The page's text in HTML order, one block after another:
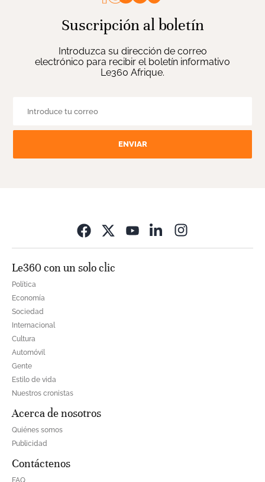
Suscripción al boletín
Introduzca su dirección de correo
electrónico para recibir el boletín informativo
Le360 Afrique.
ENVIAR
Le360 con un solo clic
Política
Economía
Sociedad
Internacional
Cultura
Automóvil
Gente
Estilo de vida
Nuestros cronistas
Acerca de nosotros
Quiénes somos
Publicidad
Contáctenos
FAQ